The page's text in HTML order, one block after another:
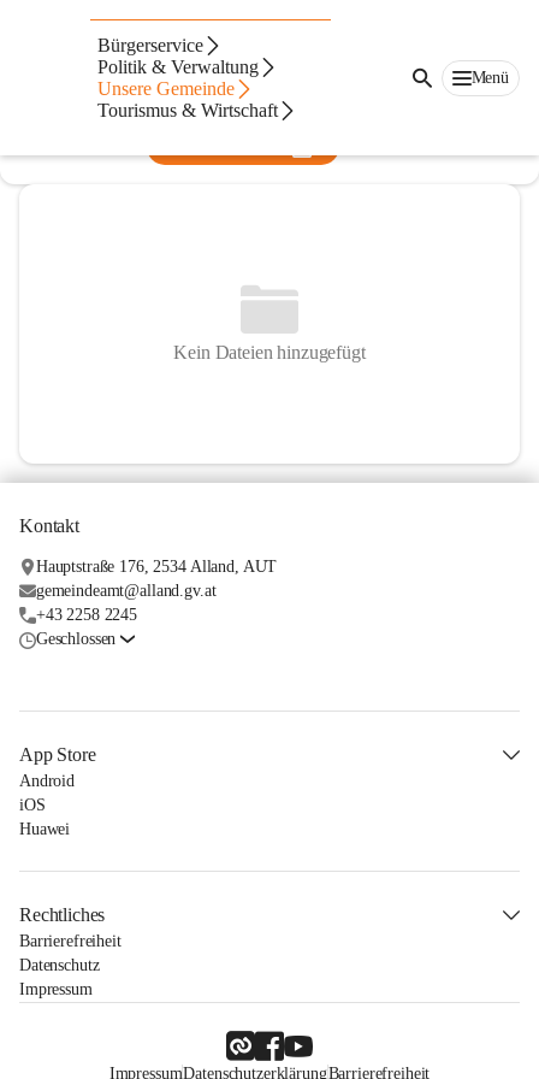
Bürgerservice
Politik & Verwaltung
Unsere Gemeinde
Tourismus & Wirtschaft
Menü
NÖ Landeskindergarten Alland
@landeskindergarten-alland
Kindergarten
Kein Dateien hinzugefügt
Kontakt
Hauptstraße 176, 2534 Alland, AUT
gemeindeamt@alland.gv.at
+43 2258 2245
Geschlossen
App Store
Android
iOS
Huawei
Rechtliches
Barrierefreiheit
Datenschutz
Impressum
ImpressumDatenschutzerklärungBarrierefreiheit